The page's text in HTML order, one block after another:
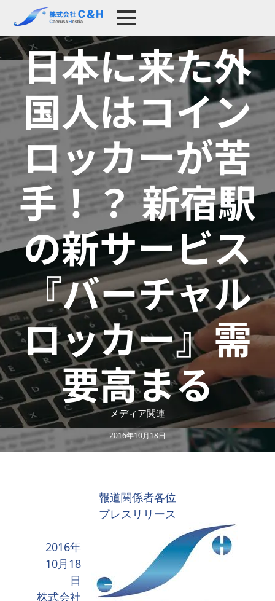
日本に来た外
国人はコイン
ロッカーが苦
手！？ 新宿駅
の新サービス
『バーチャル
ロッカー』需
要高まる
メディア関連
2016年10月18日
報道関係者各位
プレスリリース
2016年
10月18
日
株式会社